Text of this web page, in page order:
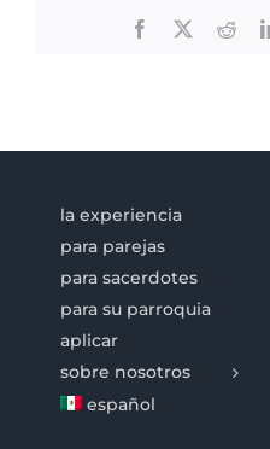
Facebook
la experiencia
para parejas
para sacerdotes
para su parroquia
aplicar
sobre nosotros
español